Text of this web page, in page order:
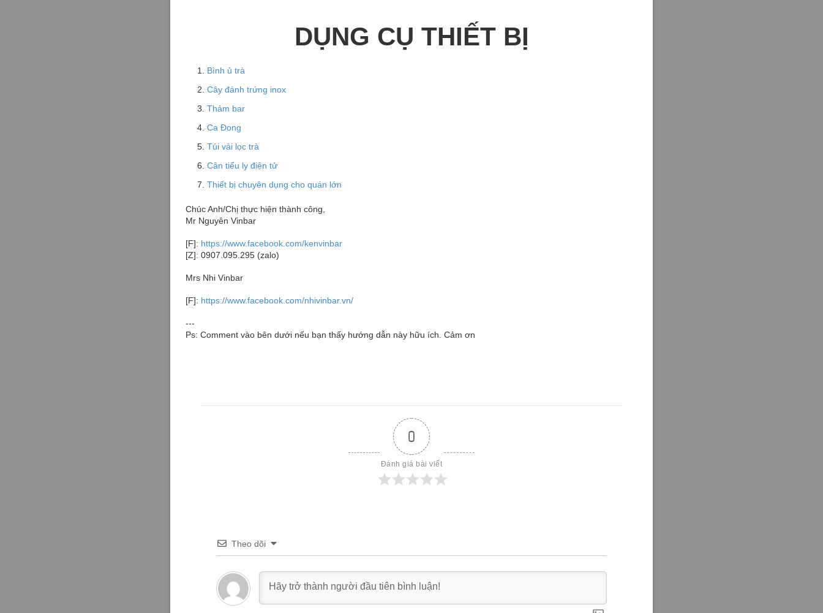
DỤNG CỤ THIẾT BỊ
Bình ủ trà
Cây đánh trứng inox
Thảm bar
Ca Đong
Túi vải lọc trà
Cân tiểu ly điện tử
Thiết bị chuyên dụng cho quán lớn
Chúc Anh/Chị thực hiện thành công,
Mr Nguyên Vinbar
[F]: https://www.facebook.com/kenvinbar
[Z]: 0907.095.295 (zalo)
Mrs Nhi Vinbar
[F]: https://www.facebook.com/nhivinbar.vn/
---
Ps: Comment vào bên dưới nếu bạn thấy hướng dẫn này hữu ích. Cảm ơn
0
Đánh giá bài viết
Theo dõi